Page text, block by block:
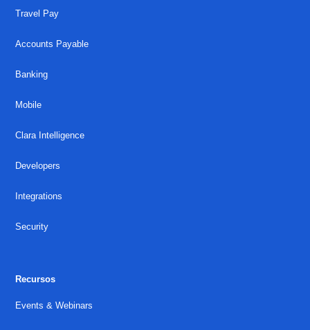
Travel Pay
Accounts Payable
Banking
Mobile
Clara Intelligence
Developers
Integrations
Security
Recursos
Events & Webinars